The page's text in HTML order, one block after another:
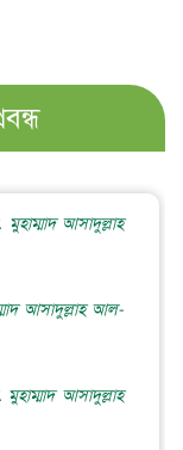
আসাদুল্লাহ
আসাদুল্লাহ আল-
আসাদুল্লাহ